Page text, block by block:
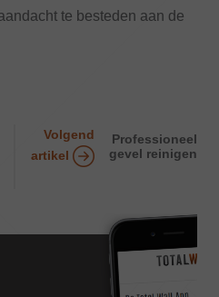
te besteden aan de
Volgend
artikel
Professioneel
gevel reinigen